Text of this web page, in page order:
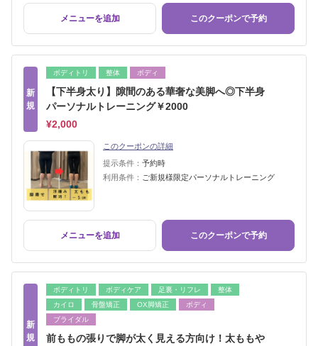
メニューを追加 このクーポンで予約
新
規
ボディトリ 整体 ボディ
【下半身太り】隙間のある華奢な美脚へ◎下半身
パーソナルトレーニング￥2000
¥2,000
このクーポンの詳細
提示条件： 予約時
利用条件： ご新規様限定パーソナルトレーニング
メニューを追加 このクーポンで予約
新
規
ボディトリ ボディケア 足裏・リフレ
整体
カイロ
骨盤矯正 OX脚矯正
ボディ
ブライダル
前ももの張りで脚が太く見える方向け！太ももや